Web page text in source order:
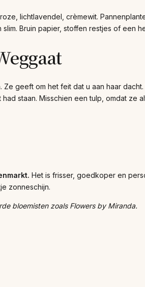
lichtlavendel, crèmewit.
Bruin papier, stoffen restjes of
geeft om het feit dat u aan haar
staan. Misschien een tulp, omdat ze
Het is frisser, goedkoper en
zonneschijn.
bloemisten zoals Flowers by Miranda.